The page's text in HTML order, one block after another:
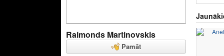
Raimonds Martinovskis
Pamāt